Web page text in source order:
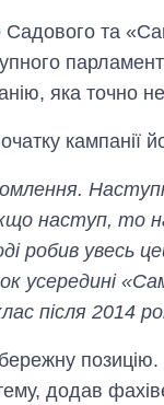
та
яка точно
кампанії
наступ, то
робив увесь
усередині
після 2014
додав